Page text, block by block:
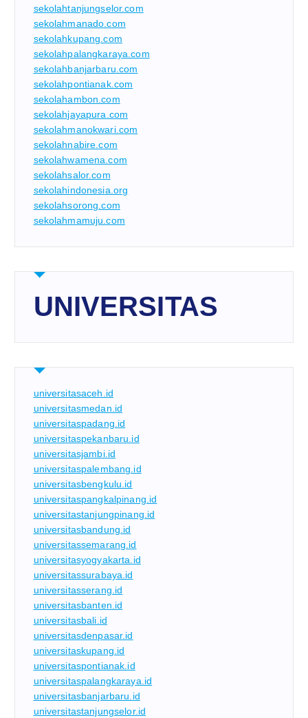
sekolahtanjungselor.com
sekolahmanado.com
sekolahkupang.com
sekolahpalangkaraya.com
sekolahbanjarbaru.com
sekolahpontianak.com
sekolahambon.com
sekolahjayapura.com
sekolahmanokwari.com
sekolahnabire.com
sekolahwamena.com
sekolahsalor.com
sekolahindonesia.org
sekolahsorong.com
sekolahmamuju.com
UNIVERSITAS
universitasaceh.id
universitasmedan.id
universitaspadang.id
universitaspekanbaru.id
universitasjambi.id
universitaspalembang.id
universitasbengkulu.id
universitaspangkalpinang.id
universitastanjungpinang.id
universitasbandung.id
universitassemarang.id
universitasyogyakarta.id
universitassurabaya.id
universitasserang.id
universitasbanten.id
universitasbali.id
universitasdenpasar.id
universitaskupang.id
universitaspontianak.id
universitaspalangkaraya.id
universitasbanjarbaru.id
universitastanjungselor.id